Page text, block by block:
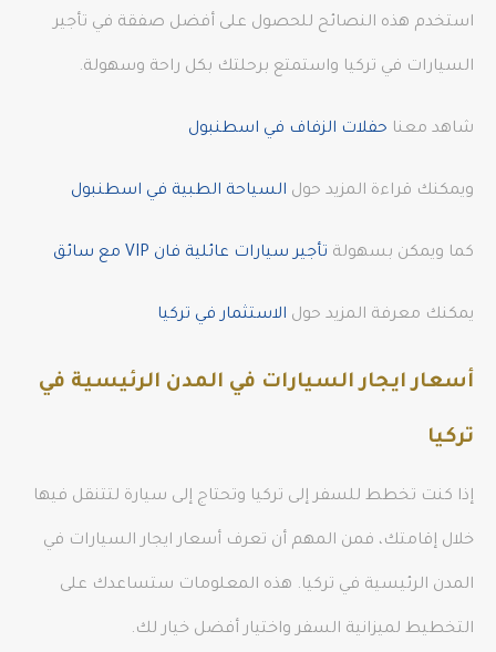
استخدم هذه النصائح للحصول على أفضل صفقة في تأجير
السيارات في تركيا واستمتع برحلتك بكل راحة وسهولة.
شاهد معنا حفلات الزفاف في اسطنبول
ويمكنك قراءة المزيد حول السياحة الطبية في اسطنبول
كما ويمكن بسهولة تأجير سيارات عائلية فان VIP مع سائق
يمكنك معرفة المزيد حول الاستثمار في تركيا
أسعار ايجار السيارات في المدن الرئيسية في
تركيا
إذا كنت تخطط للسفر إلى تركيا وتحتاج إلى سيارة لتتنقل فيها
خلال إقامتك، فمن المهم أن تعرف أسعار ايجار السيارات في
المدن الرئيسية في تركيا. هذه المعلومات ستساعدك على
التخطيط لميزانية السفر واختيار أفضل خيار لك.